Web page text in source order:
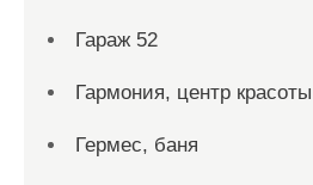
Гараж 52
Гармония, центр
Гермес, баня